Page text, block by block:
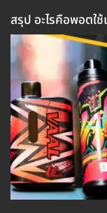
สรุป อะไรคือพอตใ